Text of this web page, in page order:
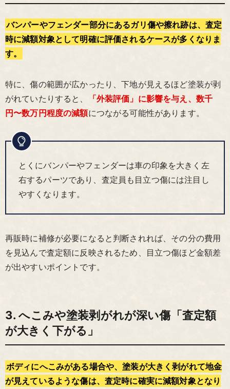
バンパーやフェンダー部分にあるガリ傷や擦れ跡は、査定
時に減額対象として明確に評価されるケースが多くなりま
す。
特に、傷の範囲が広かったり、下地が見えるほど塗装が剥
がれていたりすると、
「外装評価」に影響を与え、数千
円〜数万円程度の減額につながる可能性があります。
とくにバンパーやフェンダーは車の印象を大きく左
右するパーツであり、査定員も目立つ傷には注目し
やすくなります。
再販時に補修が必要になると判断されれば、その分の費用
を見込んで査定額に反映されるため、目立つ傷ほど金額差
が出やすいポイントです。
3. へこみや塗装剥がれが深い傷「査定額
が大きく下がる」
ボディにへこみがある場合や、塗装が大きく剥がれて地金
が見えているような傷は、査定時に確実に減額対象となり